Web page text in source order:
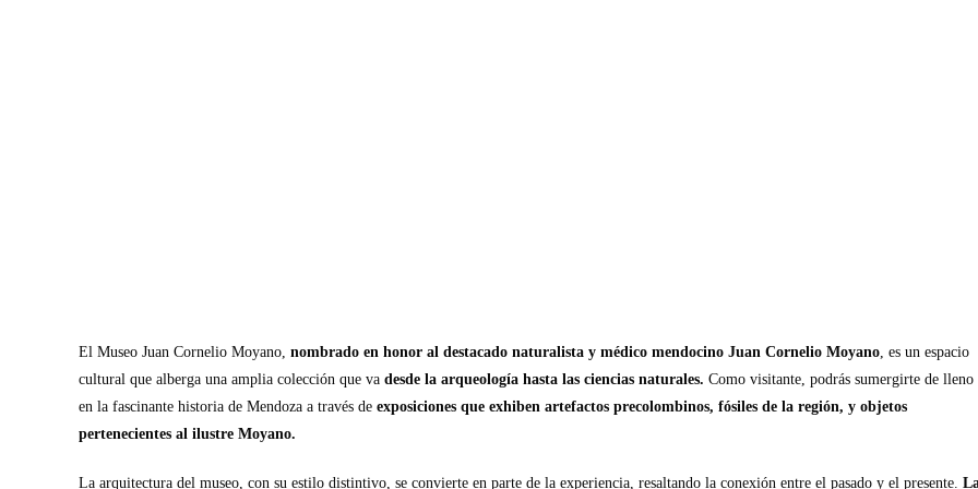
El Museo Juan Cornelio Moyano, nombrado en honor al destacado naturalista y médico mendocino Juan Cornelio Moyano, es un espacio
cultural que alberga una amplia colección que va desde la arqueología hasta las ciencias naturales. Como visitante, podrás sumergirte de lleno
en la fascinante historia de Mendoza a través de exposiciones que exhiben artefactos precolombinos, fósiles de la región, y objetos
pertenecientes al ilustre Moyano.
La arquitectura del museo, con su estilo distintivo, se convierte en parte de la experiencia, resaltando la conexión entre el pasado y el presente.